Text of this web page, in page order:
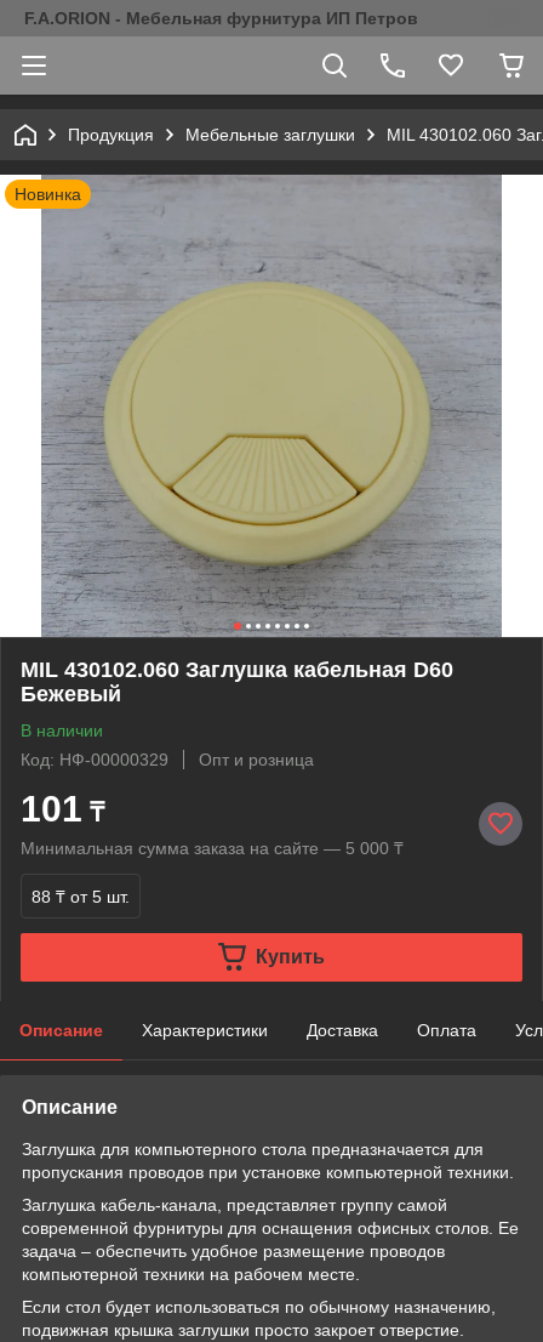
F.A.ORION - Мебельная фурнитура ИП Петров
Продукция Мебельные заглушки MIL 430102.060
Новинка
MIL 430102.060 Заглушка кабельная D60
Бежевый
В наличии
Код: НФ-00000329
Опт и розница
101 ₸
Минимальная сумма заказа на сайте — 5 000 ₸
88 ₸ от 5 шт.
Купить
Описание Характеристики Доставка Оплата
Описание
Заглушка для компьютерного стола предназначается для
пропускания проводов при установке компьютерной техники.
Заглушка кабель-канала, представляет группу самой
современной фурнитуры для оснащения офисных столов. Ее
задача – обеспечить удобное размещение проводов
компьютерной техники на рабочем месте.
Если стол будет использоваться по обычному назначению,
подвижная крышка заглушки просто закроет отверстие.